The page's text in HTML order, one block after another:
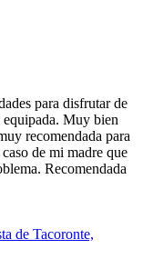
para disfrutar de
equipada. Muy bien
recomendada para
de mi madre que
Recomendada
de Tacoronte,